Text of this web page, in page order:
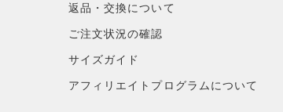
返品・交換について
ご注文状況の確認
サイズガイド
アフィリエイトプログラムについて